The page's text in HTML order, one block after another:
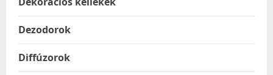
Dezodorok
Diffúzorok